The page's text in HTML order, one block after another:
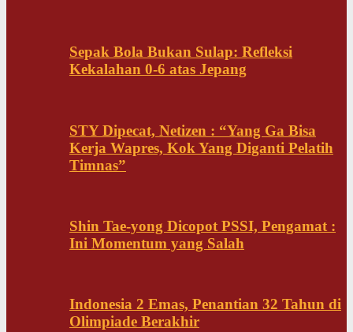
Sepak Bola Bukan Sulap: Refleksi
Kekalahan 0-6 atas Jepang
STY Dipecat, Netizen : “Yang Ga Bisa
Kerja Wapres, Kok Yang Diganti Pelatih
Timnas”
Shin Tae-yong Dicopot PSSI, Pengamat :
Ini Momentum yang Salah
Indonesia 2 Emas, Penantian 32 Tahun di
Olimpiade Berakhir